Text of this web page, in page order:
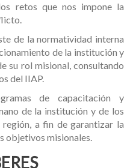
retos que nos impone la
de la normatividad interna
de la institución y
su rol misional, consultando
del IIAP.
de capacitación y
de la institución y de los
a fin de garantizar la
objetivos misionales.